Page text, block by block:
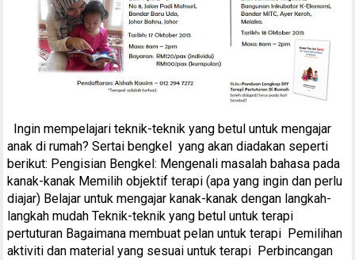
Ingin mempelajari teknik-teknik yang betul untuk mengajar
anak di rumah? Sertai bengkel yang akan diadakan seperti
berikut: Pengisian Bengkel: Mengenali masalah bahasa pada
kanak-kanak Memilih objektif terapi (apa yang ingin dan perlu
diajar) Belajar untuk mengajar kanak-kanak dengan langkah-
langkah mudah Teknik-teknik yang betul untuk terapi
pertuturan Bagaimana membuat pelan untuk terapi Pemilihan
aktiviti dan material yang sesuai untuk terapi Perbincangan